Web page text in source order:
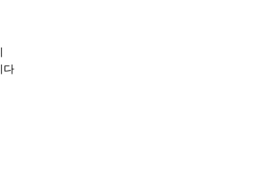
다